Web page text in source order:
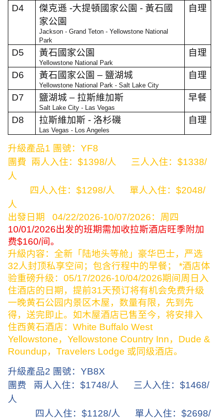
D4 傑克遜 -大提頓國家公園 - 黃石國
家公園
Jackson - Grand Teton - Yellowstone National
Park
自理
D5 黃石國家公園
Yellowstone National Park
自理
D6 黃石國家公園– 鹽湖城
Yellowstone National Park - Salt Lake City
自理
D7 鹽湖城– 拉斯維加斯
Salt Lake City - Las Vegas
早餐
D8 拉斯維加斯 - 洛杉磯
Las Vegas - Los Angeles
自理
升級產品1 團號： YF8
團費 兩人入住： $1398/人 三人入住： $1338/
人
四人入住： $1298/人 單人入住： $2048/
人
出發日期
04/22/2026-10/07/2026：周四
10/01/2026出发的班期需加收拉斯酒店旺季附加
费$160/间。
升級内容：全新「陆地头等舱」豪华巴士，严选
32人封顶私享空间；包含行程中的早餐； *酒店体
验重磅升级： 05/17/2026-10/04/2026期间周日入
住酒店的日期，提前31天预订将有机会免费升级
一晚黄石公园内景区木屋，数量有限，先到先
得，送完即止。如木屋酒店已售至今，将安排入
住西黄石酒店： White Buffalo West
Yellowstone， Yellowstone Country Inn， Dude &
Roundup， Travelers Lodge 或同级酒店。
升級產品2 團號： YB8X
團费
兩人入住： $1748/人 三人入住： $1468/
人
四人入住： $1128/人 單人入住： $2698/